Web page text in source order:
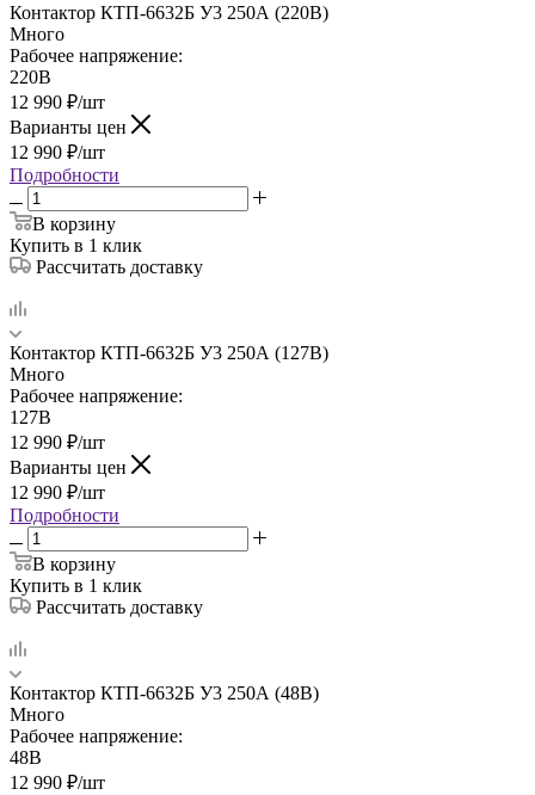
Контактор КТП-6632Б У3 250А (220В)
Много
Рабочее напряжение:
220В
12 990 ₽/шт
Варианты цен
12 990 ₽/шт
Подробности
В корзину
Купить в 1 клик
Рассчитать доставку
Контактор КТП-6632Б У3 250А (127В)
Много
Рабочее напряжение:
127В
12 990 ₽/шт
Варианты цен
12 990 ₽/шт
Подробности
В корзину
Купить в 1 клик
Рассчитать доставку
Контактор КТП-6632Б У3 250А (48В)
Много
Рабочее напряжение:
48В
12 990 ₽/шт